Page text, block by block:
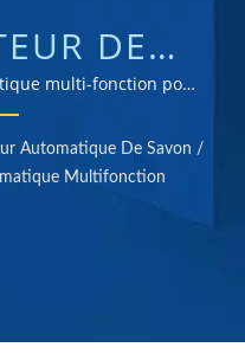
DE
ACIER
MSD2R
DE
POUR
multi-fonction pour
| Fabricant de sèche-
certifié ISO 9001 &
Automatique De Savon /
Multifonction